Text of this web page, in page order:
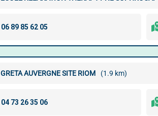
GRETA AUVERGNE SITE RIOM (1.9 km)